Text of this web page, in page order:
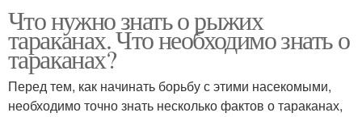
Что нужно знать о рыжих
тараканах. Что необходимо знать о
тараканах?
Перед тем, как начинать борьбу с этими насекомыми,
необходимо точно знать несколько фактов о тараканах,